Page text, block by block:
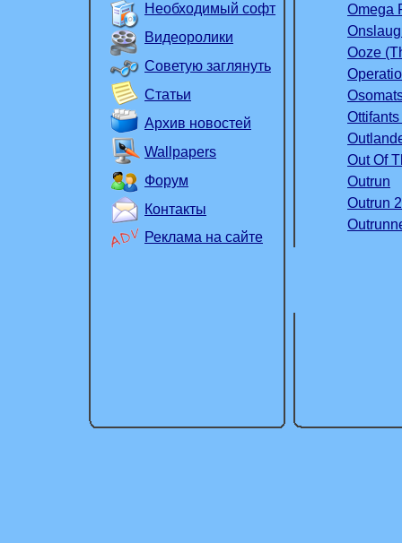
Omega
Ooze
Out Of
Outrun
Outrun
Необходимый софт
Советую заглянуть
Архив новостей
Wallpapers
Контакты
Статьи
Видеоролики
Реклама на сайте
Форум